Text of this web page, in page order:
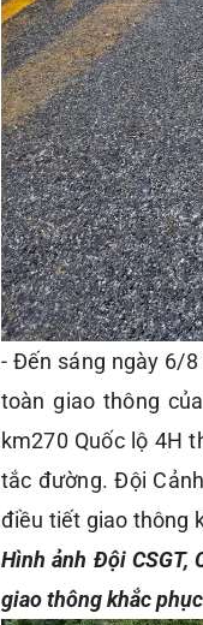
- Đến sáng ngày 6/
toàn giao thông
km270 Quốc lộ 4H
tắc đường. Đội
điều tiết giao thông
Hình ảnh Đội CSGT,
giao thông khắc